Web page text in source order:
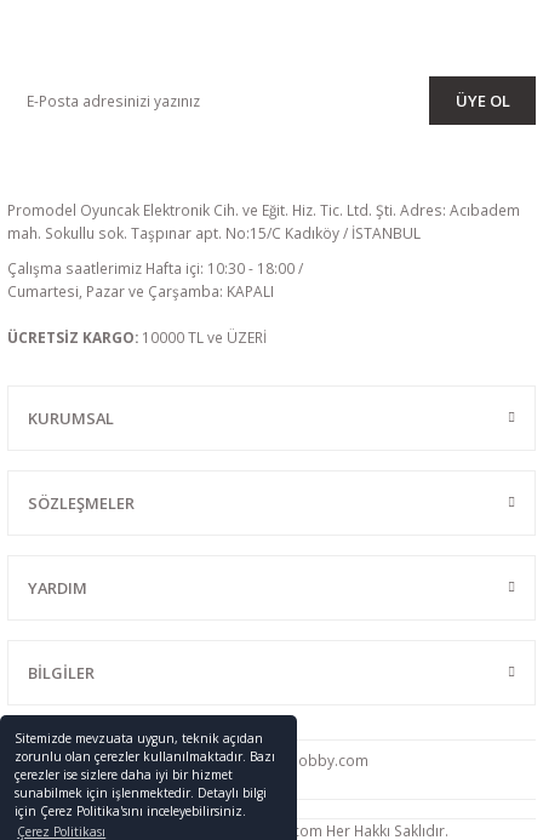
Sitemizde mevzuata uygun, teknik açıdan
zorunlu olan çerezler kullanılmaktadır. Bazı
çerezler ise sizlere daha iyi bir hizmet
sunabilmek için işlenmektedir. Detaylı bilgi
için Çerez Politika'sını inceleyebilirsiniz.
Çerez Politikası
ÜYE OL
Promodel Oyuncak Elektronik Cih. ve Eğit. Hiz. Tic. Ltd. Şti. Adres: Acıbadem
mah. Sokullu sok. Taşpınar apt. No:15/C Kadıköy / İSTANBUL
Çalışma saatlerimiz Hafta içi: 10:30 - 18:00 /
Cumartesi, Pazar ve Çarşamba: KAPALI
ÜCRETSİZ KARGO: 10000 TL ve ÜZERİ
KURUMSAL
SÖZLEŞMELER
YARDIM
BİLGİLER
0216 428 46 91 info@promodelhobby.com
Telif Hakkı © 2005-2023 promodelhobby.com Her Hakkı Saklıdır.